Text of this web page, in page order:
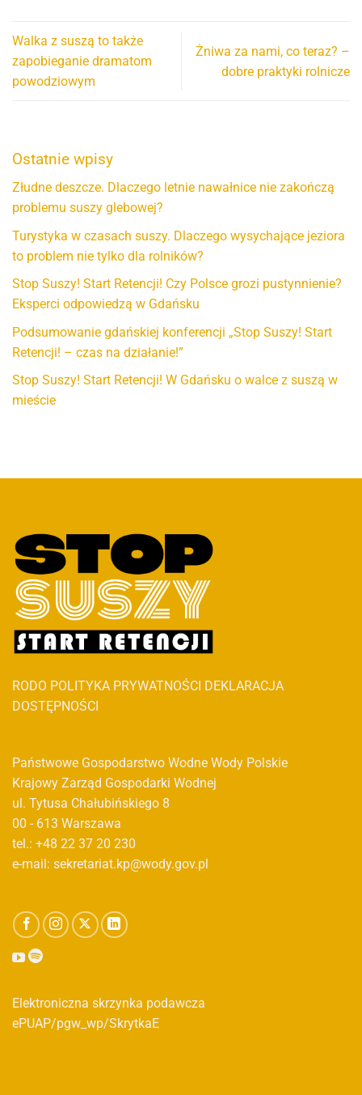
Walka z suszą to także
zapobieganie dramatom
powodziowym
Żniwa za nami, co teraz? –
dobre praktyki rolnicze
Ostatnie wpisy
Złudne deszcze. Dlaczego letnie nawałnice nie zakończą
problemu suszy glebowej?
Turystyka w czasach suszy. Dlaczego wysychające jeziora
to problem nie tylko dla rolników?
Stop Suszy! Start Retencji! Czy Polsce grozi pustynnienie?
Eksperci odpowiedzą w Gdańsku
Podsumowanie gdańskiej konferencji „Stop Suszy! Start
Retencji! – czas na działanie!”
Stop Suszy! Start Retencji! W Gdańsku o walce z suszą w
mieście
RODO POLITYKA PRYWATNOŚCI DEKLARACJA
DOSTĘPNOŚCI
Państwowe Gospodarstwo Wodne Wody Polskie
Krajowy Zarząd Gospodarki Wodnej
ul. Tytusa Chałubińskiego 8
00 - 613 Warszawa
tel.: +48 22 37 20 230
e-mail: sekretariat.kp@wody.gov.pl
Elektroniczna skrzynka podawcza
ePUAP/pgw_wp/SkrytkaE